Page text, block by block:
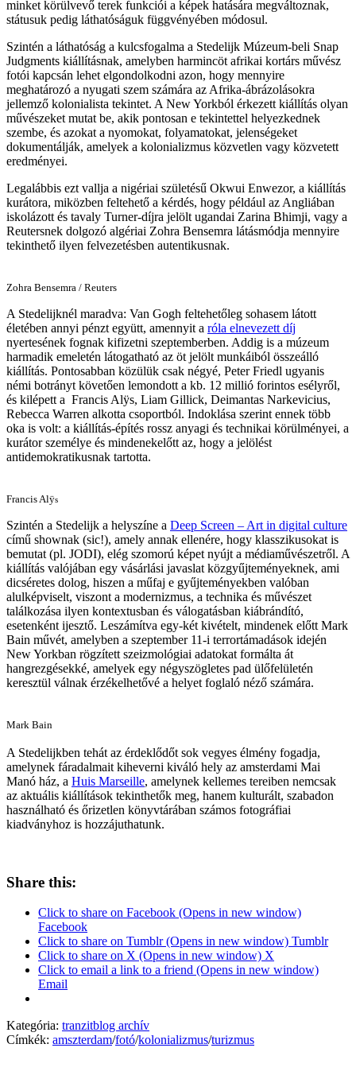
minket körülvevő terek funkciói a képek hatására megváltoznak,
státusuk pedig láthatóságuk függvényében módosul.
Szintén a láthatóság a kulcsfogalma a Stedelijk Múzeum-beli Snap
Judgments kiállításnak, amelyben harmincöt afrikai kortárs művész
fotói kapcsán lehet elgondolkodni azon, hogy mennyire
meghatározó a nyugati szem számára az Afrika-ábrázolásokra
jellemző kolonialista tekintet. A New Yorkból érkezett kiállítás olyan
művészeket mutat be, akik pontosan e tekintettel helyezkednek
szembe, és azokat a nyomokat, folyamatokat, jelenségeket
dokumentálják, amelyek a kolonializmus közvetlen vagy közvetett
eredményei.
Legalábbis ezt vallja a nigériai születésű Okwui Enwezor, a kiállítás
kurátora, miközben feltehető a kérdés, hogy például az Angliában
iskolázott és tavaly Turner-díjra jelölt ugandai Zarina Bhimji, vagy a
Reutersnek dolgozó algériai Zohra Bensemra látásmódja mennyire
tekinthető ilyen felvezetésben autentikusnak.
Zohra Bensemra / Reuters
A Stedelijknél maradva: Van Gogh feltehetőleg sohasem látott
életében annyi pénzt együtt, amennyit a róla elnevezett díj
nyertesének fognak kifizetni szeptemberben. Addig is a múzeum
harmadik emeletén látogatható az öt jelölt munkáiból összeálló
kiállítás. Pontosabban közülük csak négyé, Peter Friedl ugyanis
némi botrányt követően lemondott a kb. 12 millió forintos esélyről,
és kilépett a Francis Alÿs, Liam Gillick, Deimantas Narkevicius,
Rebecca Warren alkotta csoportból. Indoklása szerint ennek több
oka is volt: a kiállítás-építés rossz anyagi és technikai körülményei, a
kurátor személye és mindenekelőtt az, hogy a jelölést
antidemokratikusnak tartotta.
Francis Alÿs
Szintén a Stedelijk a helyszíne a Deep Screen – Art in digital culture
című shownak (sic!), amely annak ellenére, hogy klasszikusokat is
bemutat (pl. JODI), elég szomorú képet nyújt a médiaművészetről. A
kiállítás valójában egy vásárlási javaslat közgyűjteményeknek, ami
dicséretes dolog, hiszen a műfaj e gyűjteményekben valóban
alulképviselt, viszont a modernizmus, a technika és művészet
találkozása ilyen kontextusban és válogatásban kiábrándító,
esetenként ijesztő. Leszámítva egy-két kivételt, mindenek előtt Mark
Bain művét, amelyben a szeptember 11-i terrortámadások idején
New Yorkban rögzített szeizmológiai adatokat formálta át
hangrezgésekké, amelyek egy négyszögletes pad ülőfelületén
keresztül válnak érzékelhetővé a helyet foglaló néző számára.
Mark Bain
A Stedelijkben tehát az érdeklődőt sok vegyes élmény fogadja,
amelynek fáradalmait kiheverni kiváló hely az amsterdami Mai
Manó ház, a Huis Marseille, amelynek kellemes tereiben nemcsak
az aktuális kiállítások tekinthetők meg, hanem kulturált, szabadon
használható és őrizetlen könyvtárában számos fotográfiai
kiadványhoz is hozzájuthatunk.
Share this:
Click to share on Facebook (Opens in new window)
Facebook
Click to share on Tumblr (Opens in new window) Tumblr
Click to share on X (Opens in new window) X
Click to email a link to a friend (Opens in new window)
Email
Kategória: tranzitblog archív
Címkék: amszterdam/fotó/kolonializmus/turizmus